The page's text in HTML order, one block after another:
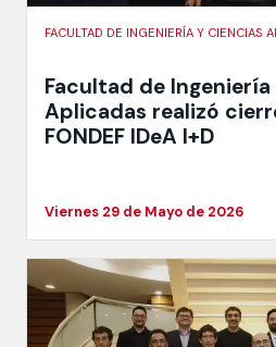
FACULTAD DE INGENIERÍA Y CIENCIAS
Facultad de
Aplicadas realizó
FONDEF IDeA I+D
Viernes 29 de Mayo de 2026